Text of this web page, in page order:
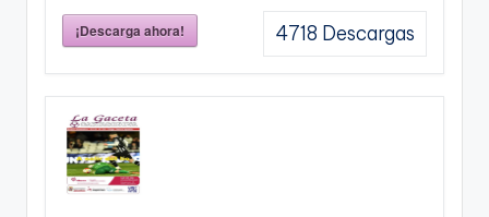
¡Descarga ahora! 4718 Descargas